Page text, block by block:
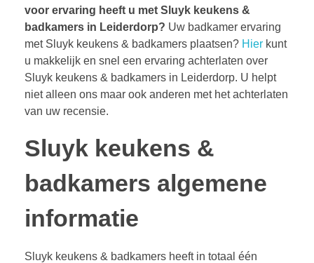
voor ervaring heeft u met Sluyk keukens &
badkamers in Leiderdorp? Uw badkamer ervaring
met Sluyk keukens & badkamers plaatsen? Hier kunt
u makkelijk en snel een ervaring achterlaten over
Sluyk keukens & badkamers in Leiderdorp. U helpt
niet alleen ons maar ook anderen met het achterlaten
van uw recensie.
Sluyk keukens &
badkamers algemene
informatie
Sluyk keukens & badkamers heeft in totaal één